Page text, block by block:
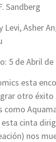
Sandberg
Levi, Asher
5 de Abril de
esta
otro éxito
como
cinta
nos